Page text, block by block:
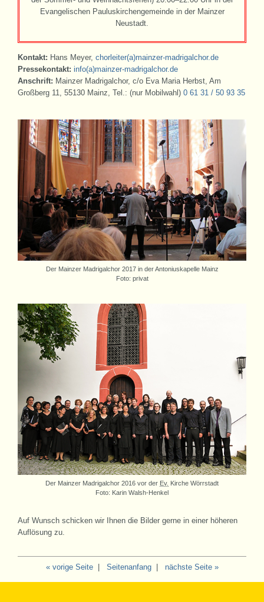
Evangelischen Pauluskirchengemeinde in der Mainzer
Neustadt.
Kontakt: Hans Meyer, chorleiter(a)mainzer-madrigalchor.de
Pressekontakt: info(a)mainzer-madrigalchor.de
Anschrift: Mainzer Madrigalchor, c/o Eva Maria Herbst, Am
Großberg 11, 55130 Mainz, Tel.: (nur Mobilwahl) 0 61 31 / 50 93 35
Der Mainzer Madrigalchor 2017 in der Antoniuskapelle Mainz
Foto: privat
Der Mainzer Madrigalchor 2016 vor der Ev. Kirche Wörrstadt
Foto: Karin Walsh-Henkel
Auf Wunsch schicken wir Ihnen die Bilder gerne in einer höheren
Auflösung zu.
« vorige Seite| Seitenanfang| nächste Seite »